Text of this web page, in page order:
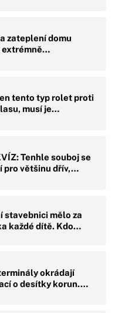
zateplení domu
extrémně…
tento typ rolet proti
musí je…
Tenhle souboj se
pro většinu dřív,…
stavebnici mělo za
každé dítě. Kdo…
okrádají
o desítky korun.…